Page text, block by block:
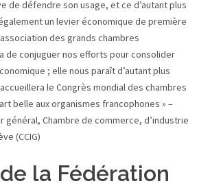
de défendre son usage, et ce d’autant plus
un levier économique de première
des grands chambres
de conjuguer nos efforts pour consolider
; elle nous paraît d’autant plus
le Congrès mondial des chambres
belle aux organismes francophones » –
général, Chambre de commerce, d’industrie
(CCIG)
la Fédération